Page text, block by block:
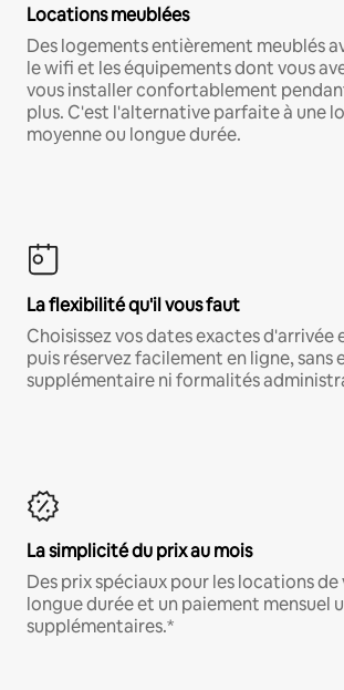
Locations meublées
Des logements entièrement meublés
le wifi et les équipements dont vous
vous installer confortablement
plus. C'est l'alternative parfaite à une
moyenne ou longue durée.
La flexibilité qu'il vous faut
Choisissez vos dates exactes d'arrivée
puis réservez facilement en ligne, sans
supplémentaire ni formalités
La simplicité du prix au mois
Des prix spéciaux pour les locations de
longue durée et un paiement mensuel
supplémentaires.*